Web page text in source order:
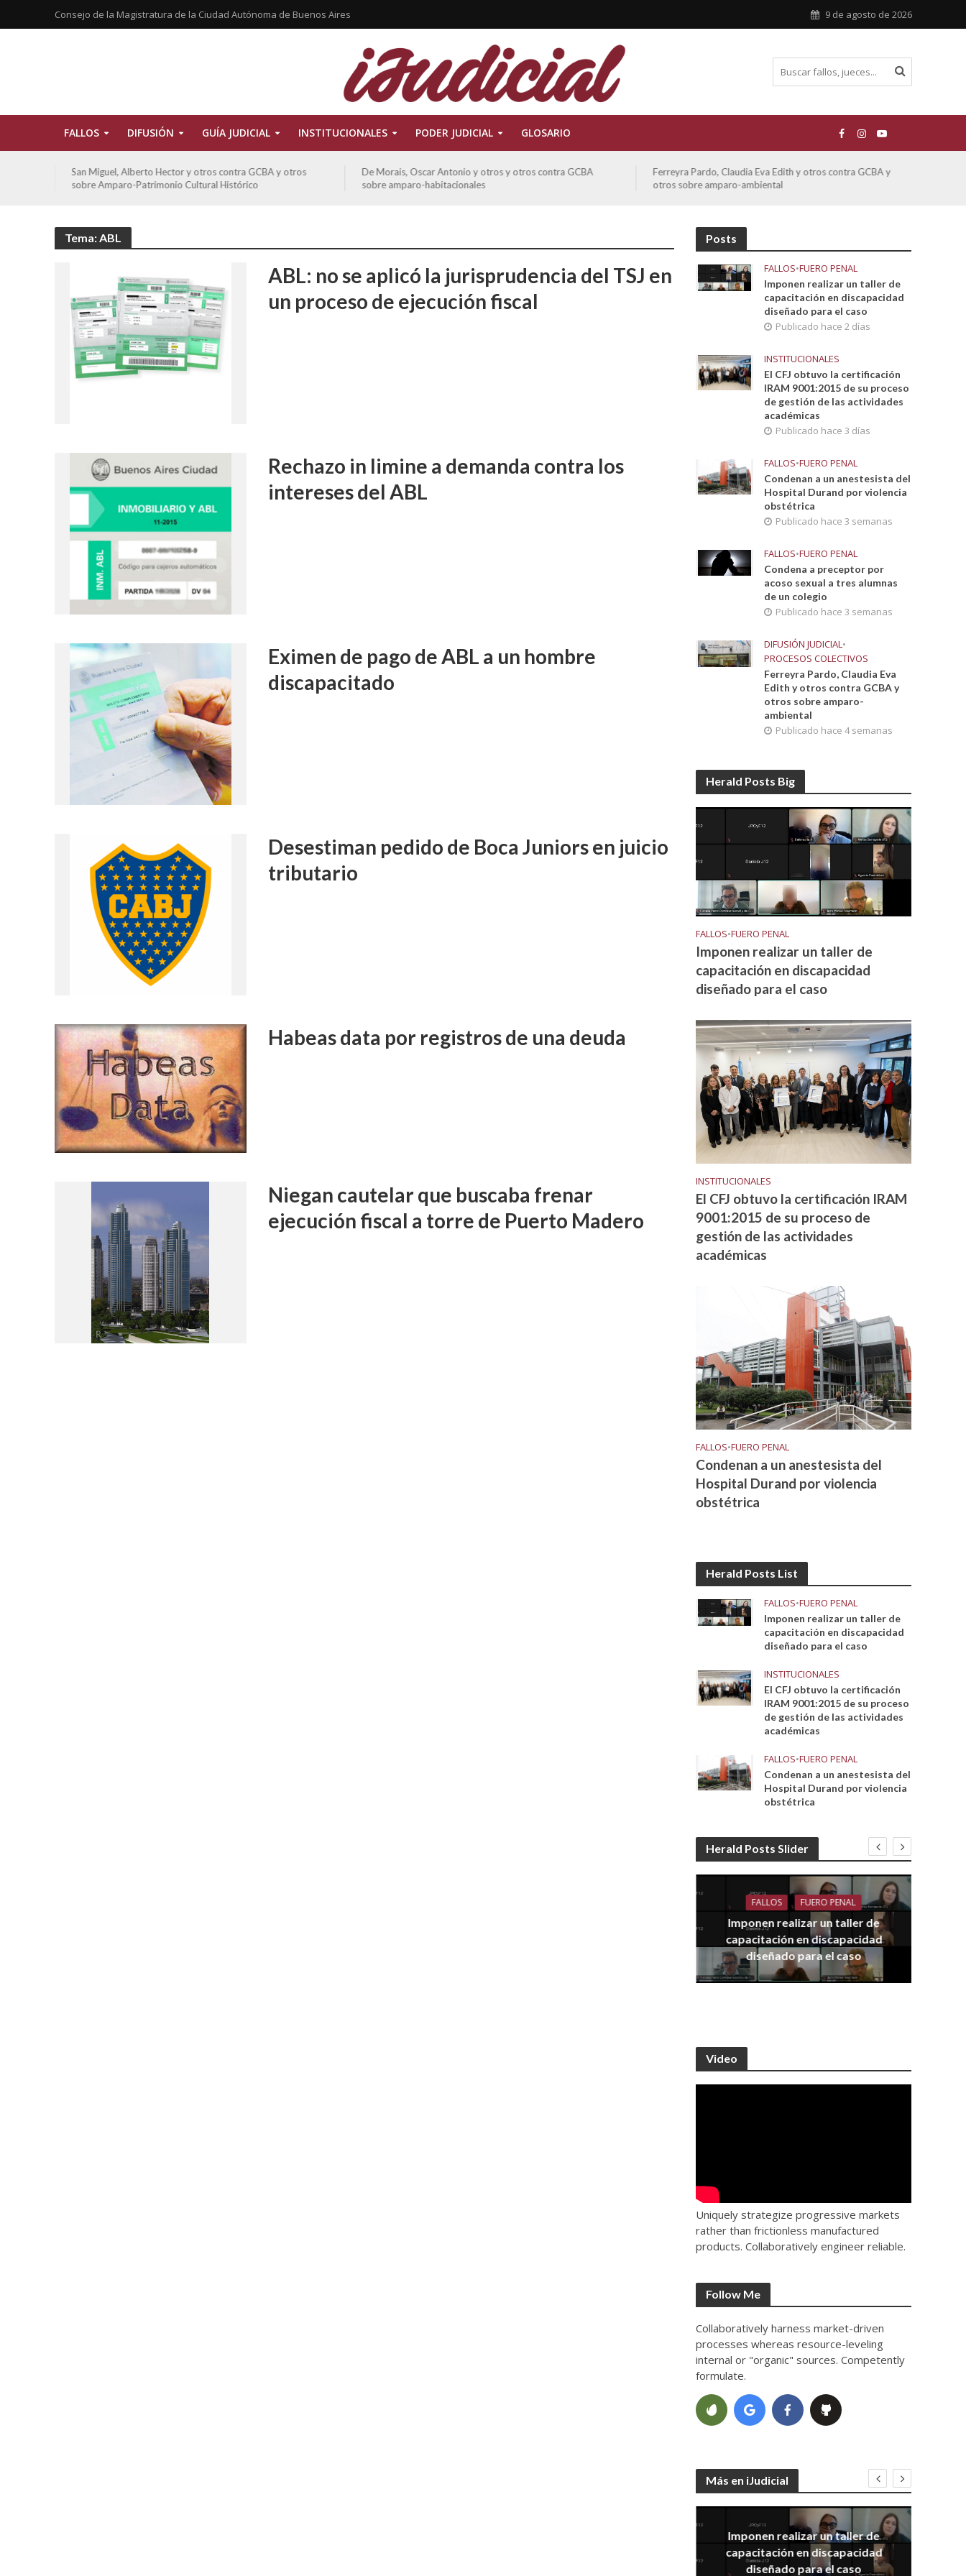
Consejo de la Magistratura de la Ciudad Autónoma de Buenos Aires 9 de agosto de 2026
FALLOS DIFUSIÓN GUÍA JUDICIAL INSTITUCIONALES PODER JUDICIAL GLOSARIO
De Morais, Oscar Antonio y otros y otros contra GCBA
sobre amparo-habitacionales
Ferreyra Pardo, Claudia Eva Edith y otros contra GCBA y
otros sobre amparo-ambiental
ATE contra GCBA sobre amparo – empleo publico otros
Tema: ABL
ABL: no se aplicó la jurisprudencia del TSJ en
un proceso de ejecución fiscal
Rechazo in limine a demanda contra los
intereses del ABL
Eximen de pago de ABL a un hombre
discapacitado
Desestiman pedido de Boca Juniors en juicio
tributario
Habeas data por registros de una deuda
Niegan cautelar que buscaba frenar
ejecución fiscal a torre de Puerto Madero
Posts
FALLOS•FUERO PENAL
Imponen realizar un taller de
capacitación en discapacidad
diseñado para el caso
Publicado hace 2 días
INSTITUCIONALES
El CFJ obtuvo la certificación
IRAM 9001:2015 de su proceso
de gestión de las actividades
académicas
Publicado hace 3 días
FALLOS•FUERO PENAL
Condenan a un anestesista del
Hospital Durand por violencia
obstétrica
Publicado hace 3 semanas
FALLOS•FUERO PENAL
Condena a preceptor por
acoso sexual a tres alumnas
de un colegio
Publicado hace 3 semanas
DIFUSIÓN JUDICIAL•
PROCESOS COLECTIVOS
Ferreyra Pardo, Claudia Eva
Edith y otros contra GCBA y
otros sobre amparo-
ambiental
Publicado hace 4 semanas
Herald Posts Big
FALLOS•FUERO PENAL
Imponen realizar un taller de
capacitación en discapacidad
diseñado para el caso
INSTITUCIONALES
El CFJ obtuvo la certificación IRAM
9001:2015 de su proceso de
gestión de las actividades
académicas
FALLOS•FUERO PENAL
Condenan a un anestesista del
Hospital Durand por violencia
obstétrica
Herald Posts List
FALLOS•FUERO PENAL
Imponen realizar un taller de
capacitación en discapacidad
diseñado para el caso
INSTITUCIONALES
El CFJ obtuvo la certificación
IRAM 9001:2015 de su proceso
de gestión de las actividades
académicas
FALLOS•FUERO PENAL
Condenan a un anestesista del
Hospital Durand por violencia
obstétrica
Herald Posts Slider
FALLOS FUERO PENAL
Imponen realizar un taller de
capacitación en discapacidad
diseñado para el caso
Video
Uniquely strategize progressive markets
rather than frictionless manufactured
products. Collaboratively engineer reliable.
Follow Me
Collaboratively harness market-driven
processes whereas resource-leveling
internal or "organic" sources. Competently
formulate.
Más en iJudicial
Imponen realizar un taller de
capacitación en discapacidad
diseñado para el caso